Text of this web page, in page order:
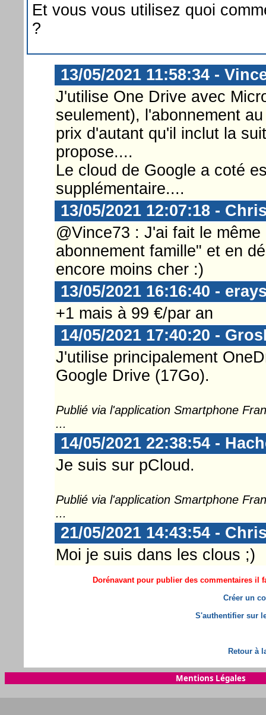
Et vous vous utilisez quoi
?
13/05/2021 11:58:34 -
J'utilise One Drive avec
seulement), l'abonnement
prix d'autant qu'il inclut la
propose....
Le cloud de Google a coté
supplémentaire....
13/05/2021 12:07:18 -
@Vince73 : J'ai fait le
abonnement famille" et en
encore moins cher :)
13/05/2021 16:16:40 -
+1 mais à 99 €/par an
14/05/2021 17:40:20 -
J'utilise principalement
Google Drive (17Go).
Publié via l'application Smartphone
...
14/05/2021 22:38:54 -
Je suis sur pCloud.
Publié via l'application Smartphone
...
21/05/2021 14:43:54 -
Moi je suis dans les clous ;)
Dorénavant pour publier des commentaires il
Créer un
S'authentifier sur
Retour à
Mentions Légales